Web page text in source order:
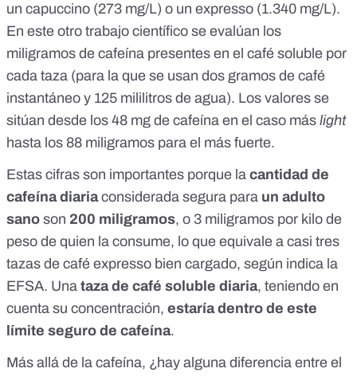
un capuccino (273 mg/L) o un expresso (1.340 mg/L).
En este otro trabajo científico se evalúan los
miligramos de cafeína presentes en el café soluble por
cada taza (para la que se usan dos gramos de café
instantáneo y 125 mililitros de agua). Los valores se
sitúan desde los 48 mg de cafeína en el caso más light
hasta los 88 miligramos para el más fuerte.
Estas cifras son importantes porque la cantidad de
cafeína diariaconsiderada segura para un adulto
sano son 200 miligramos, o 3 miligramos por kilo de
peso de quien la consume, lo que equivale a casi tres
tazas de café expresso bien cargado, según indica la
EFSA. Una taza de café soluble diaria, teniendo en
cuenta su concentración, estaría dentro de este
límite seguro de cafeína.
Más allá de la cafeína, ¿hay alguna diferencia entre el